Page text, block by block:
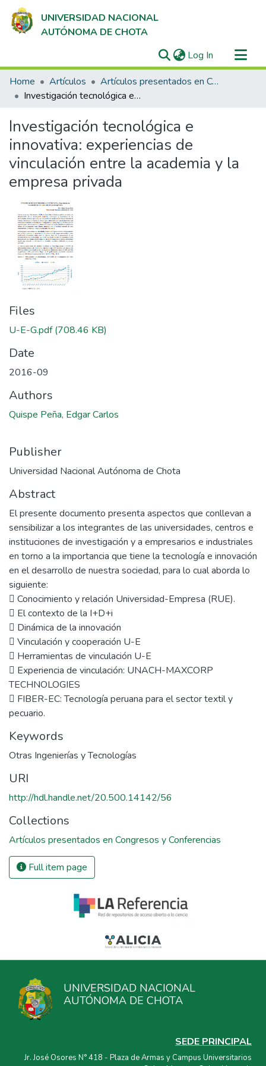
UNIVERSIDAD NACIONAL
AUTÓNOMA DE CHOTA
Log In (current)
Communities & Collections
All of DSpace
Home Artículos
Artículos presentados en Congresos y Conferencias
Investigación tecnológica e innovativa: experiencias de vinculación entre la academia y la empresa privada
Investigación tecnológica e
innovativa: experiencias de
vinculación entre la academia y la
empresa privada
Files
U-E-G.pdf(708.46 KB)
Date
2016-09
Authors
Quispe Peña, Edgar Carlos
Publisher
Universidad Nacional Autónoma de Chota
Abstract
El presente documento presenta aspectos que conllevan a
sensibilizar a los integrantes de las universidades, centros e
instituciones de investigación y a empresarios e industriales
en torno a la importancia que tiene la tecnología e innovación
en el desarrollo de nuestra sociedad, para lo cual aborda lo
siguiente:
 Conocimiento y relación Universidad-Empresa (RUE).
 El contexto de la I+D+i
 Dinámica de la innovación
 Vinculación y cooperación U-E
 Herramientas de vinculación U-E
 Experiencia de vinculación: UNACH-MAXCORP
TECHNOLOGIES
 FIBER-EC: Tecnología peruana para el sector textil y
pecuario.
Keywords
Otras Ingenierías y Tecnologías
URI
http://hdl.handle.net/20.500.14142/56
Collections
Artículos presentados en Congresos y Conferencias
Full item page
UNIVERSIDAD NACIONAL
AUTÓNOMA DE CHOTA
SEDE PRINCIPAL
Jr. José Osores N° 418 - Plaza de Armas y Campus Universitarios